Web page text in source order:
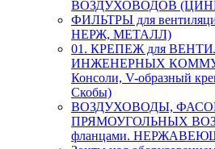
ВОЗДУХОВОДОВ
ФИЛЬТРЫ для
НЕРЖ, МЕТАЛЛ)
01. КРЕПЕЖ для
ИНЖЕНЕРНЫХ
Консоли, V-образный
Скобы)
ВОЗДУХОВОДЫ,
ПРЯМОУГОЛЬНЫХ
фланцами.